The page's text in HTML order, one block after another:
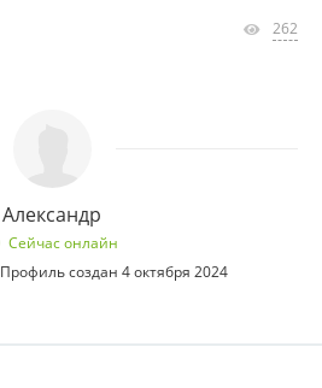
262
Александр
Сейчас онлайн
Профиль создан 4 октября 2024